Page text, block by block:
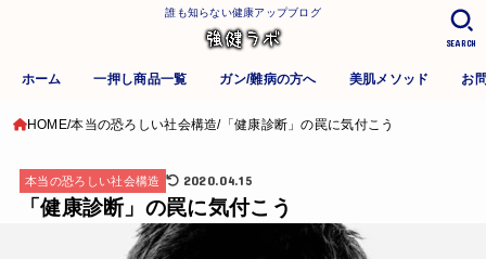
誰も知らない健康アップブログ
ホーム 一押し商品一覧 ガン/難病の方へ 美肌メソッド お
SEARCH
HOME 本当の恐ろしい社会構造 「健康診断」の罠に気付こう
本当の恐ろしい社会構造 2020.04.15
「健康診断」の罠に気付こう